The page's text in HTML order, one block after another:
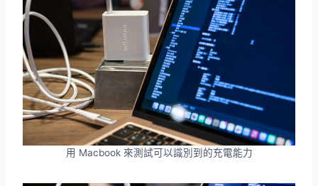
用 Macbook 來測試可以識別到的充電能力